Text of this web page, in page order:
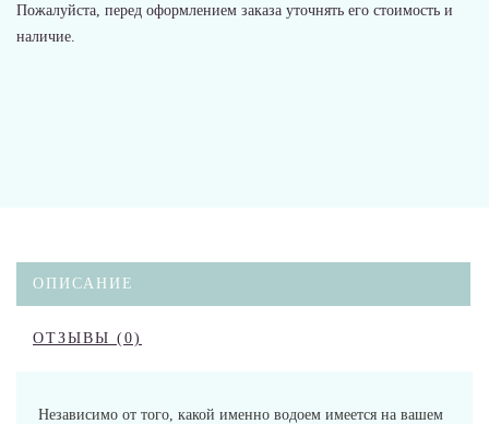
Пожалуйста, перед оформлением заказа уточнять его стоимость и
наличие.
ОПИСАНИЕ
ОТЗЫВЫ (0)
Независимо от того, какой именно водоем имеется на вашем